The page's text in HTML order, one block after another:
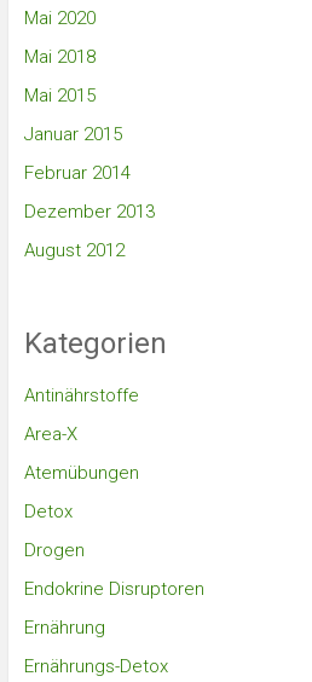
Mai 2020
Mai 2018
Mai 2015
Januar 2015
Februar 2014
Dezember 2013
August 2012
Kategorien
Antinährstoffe
Area-X
Atemübungen
Detox
Drogen
Endokrine Disruptoren
Ernährung
Ernährungs-Detox